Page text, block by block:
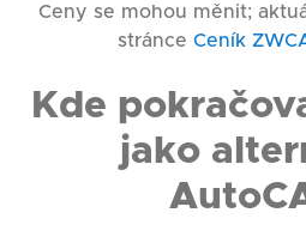
Ceny se mohou měnit;
stránce Ceník
Kde
jako